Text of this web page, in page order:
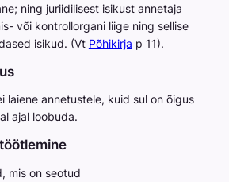
ning juriidilisest isikust annetaja
või kontrollorgani liige ning sellise
isikud. (Vt Põhikirja p 11).
laiene annetustele, kuid sul on õigus
ajal loobuda.
mis on seotud